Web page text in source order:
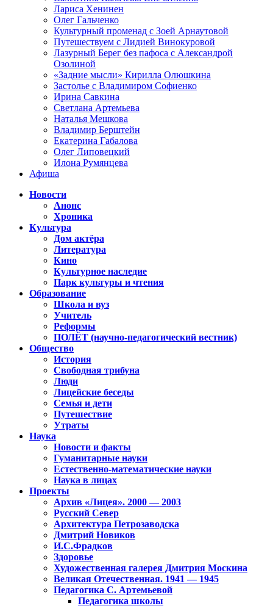
Лариса Хенинен
Олег Гальченко
Культурный променад с Зоей Арнаутовой
Путешествуем с Лидией Винокуровой
Лазурный Берег без пафоса с Александрой
Озолиной
«Задние мысли» Кирилла Олюшкина
Застолье с Владимиром Софиенко
Ирина Савкина
Светлана Артемьева
Наталья Мешкова
Владимир Берштейн
Екатерина Габалова
Олег Липовецкий
Илона Румянцева
Афиша
Новости
Анонс
Хроника
Культура
Дом актёра
Литература
Кино
Культурное наследие
Парк культуры и чтения
Образование
Школа и вуз
Учитель
Реформы
ПОЛЁТ (научно-педагогический вестник)
Общество
История
Свободная трибуна
Люди
Лицейские беседы
Семья и дети
Путешествие
Утраты
Наука
Новости и факты
Гуманитарные науки
Естественно-математические науки
Наука в лицах
Проекты
Архив «Лицея». 2000 — 2003
Русский Север
Архитектура Петрозаводска
Дмитрий Новиков
И.С.Фрадков
Здоровье
Художественная галерея Дмитрия Москина
Великая Отечественная. 1941 — 1945
Педагогика С. Артемьевой
Педагогика школы